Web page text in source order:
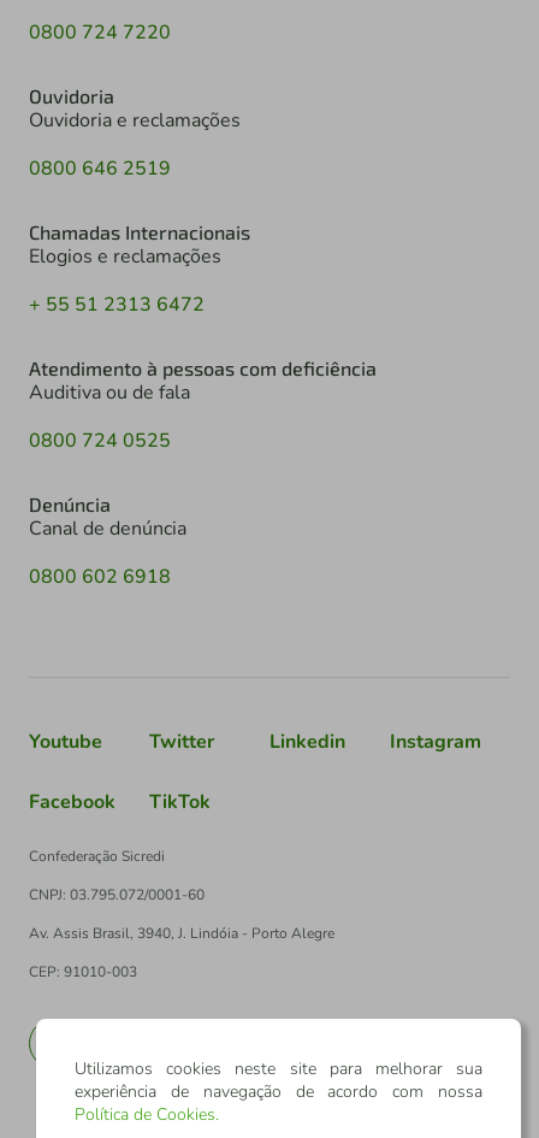
0800 724 7220
Ouvidoria
Ouvidoria e reclamações
0800 646 2519
Chamadas Internacionais
Elogios e reclamações
+ 55 51 2313 6472
Atendimento à pessoas com deficiência
Auditiva ou de fala
0800 724 0525
Denúncia
Canal de denúncia
0800 602 6918
Youtube Twitter Linkedin Instagram
Facebook TikTok
Confederação Sicredi
CNPJ: 03.795.072/0001-60
Av. Assis Brasil, 3940, J. Lindóia - Porto Alegre
CEP: 91010-003
Utilizamos cookies neste site para melhorar sua
experiência de navegação de acordo com nossa
Política de Cookies.